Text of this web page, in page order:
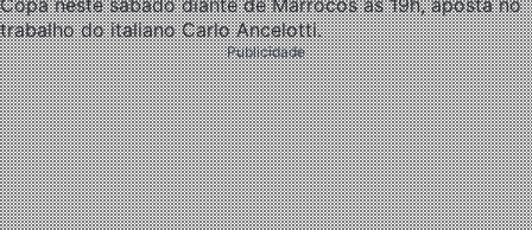
Copa neste sábado diante de Marrocos às 19h, aposta no
trabalho do italiano Carlo Ancelotti.
Publicidade